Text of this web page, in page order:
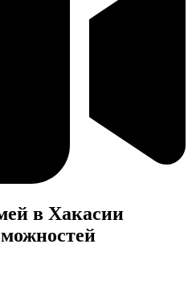
в Хакасии